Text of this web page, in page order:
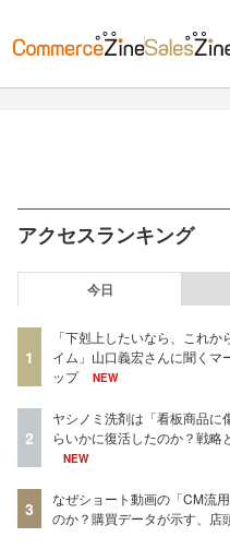
アクセスランキング
今日
1
「下剋上したいなら、これか
イム」山口義宏さんに聞くマ
ップ
NEW
2
ヤシノミ洗剤は「看板商品に
らいかに復活したのか？戦略
NEW
3
なぜショート動画の「CM流
のか？購買データが示す、店